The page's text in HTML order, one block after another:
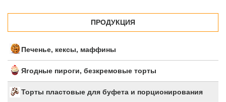
ПРОДУКЦИЯ
Печенье, кексы, маффины
Ягодные пироги, безкремовые торты
Торты пластовые для буфета и порционирования